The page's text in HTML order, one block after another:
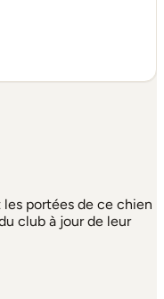
portées de ce chien
club à jour de leur